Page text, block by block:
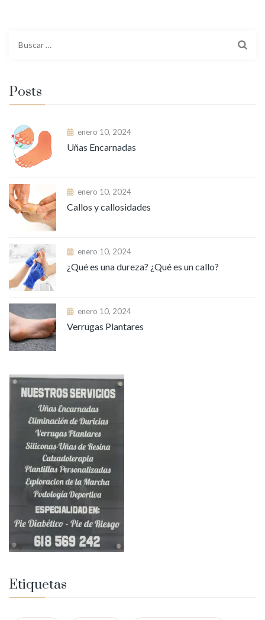
Posts
enero 10, 2024
Uñas Encarnadas
enero 10, 2024
Callos y callosidades
enero 10, 2024
¿Qué es una dureza? ¿Qué es un callo?
enero 10, 2024
Verrugas Plantares
Etiquetas